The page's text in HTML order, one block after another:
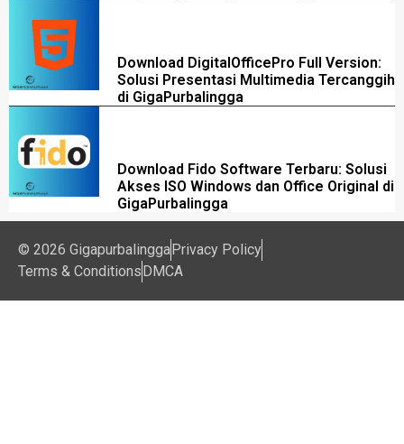
Download DigitalOfficePro Full Version:
Solusi Presentasi Multimedia Tercanggih
di GigaPurbalingga
Download Fido Software Terbaru: Solusi
Akses ISO Windows dan Office Original di
GigaPurbalingga
© 2026 GigapurbalinggaPrivacy Policy
Terms & ConditionsDMCA